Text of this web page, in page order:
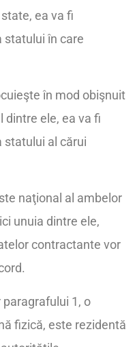
ea va fi
statului în care
în mod obişnuit
dintre ele, ea va fi
statului al cărui
naţional al ambelor
unuia dintre ele,
contractante vor
1, o
fizică, este rezidentă